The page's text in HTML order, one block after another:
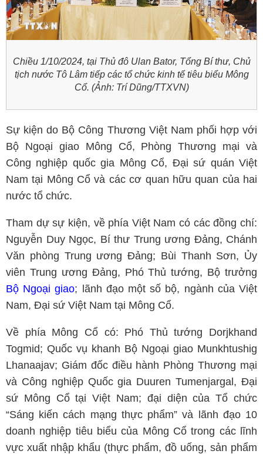
Chiều 1/10/2024, tại Thủ đô Ulan Bator, Tổng Bí thư, Chủ
tịch nước Tô Lâm tiếp các tổ chức kinh tế tiêu biểu Mông
Cổ. (Ảnh: Trí Dũng/TTXVN)
Sự kiện do Bộ Công Thương Việt Nam phối hợp với
Bộ Ngoại giao Mông Cổ, Phòng Thương mại và
Công nghiệp quốc gia Mông Cổ, Đại sứ quán Việt
Nam tại Mông Cổ và các cơ quan hữu quan của hai
nước tổ chức.
Tham dự sự kiện, về phía Việt Nam có các đồng chí:
Nguyễn Duy Ngọc, Bí thư Trung ương Đảng, Chánh
Văn phòng Trung ương Đảng; Bùi Thanh Sơn, Ủy
viên Trung ương Đảng, Phó Thủ tướng, Bộ trưởng
Bộ Ngoại giao; lãnh đạo một số bộ, ngành của Việt
Nam, Đại sứ Việt Nam tại Mông Cổ.
Về phía Mông Cổ có: Phó Thủ tướng Dorjkhand
Togmid; Quốc vụ khanh Bộ Ngoại giao Munkhtushig
Lhanaajav; Giám đốc điều hành Phòng Thương mại
và Công nghiệp Quốc gia Duuren Tumenjargal, Đại
sứ Mông Cổ tại Việt Nam; đại diện của Tổ chức
“Sáng kiến cách mạng thực phẩm” và lãnh đạo 10
doanh nghiệp tiêu biểu của Mông Cổ trong các lĩnh
vực xuất nhập khẩu (thực phẩm, đồ uống, sản phẩm